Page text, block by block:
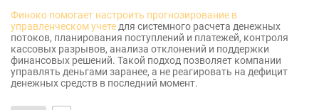
Финоко помогает настроить прогнозирование в
управленческом учете для системного расчета денежных
потоков, планирования поступлений и платежей, контроля
кассовых разрывов, анализа отклонений и поддержки
финансовых решений. Такой подход позволяет компании
управлять деньгами заранее, а не реагировать на дефицит
денежных средств в последний момент.